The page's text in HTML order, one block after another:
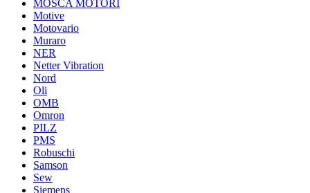
MOSCA MOTORI
Motive
Motovario
Muraro
NER
Netter Vibration
Nord
Oli
OMB
Omron
PILZ
PMS
Robuschi
Samson
Sew
Siemens